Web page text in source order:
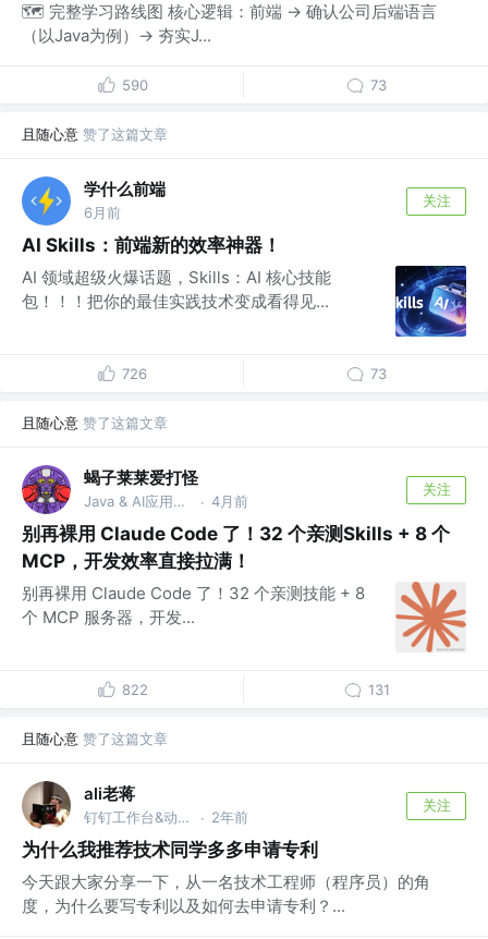
🗺️ 完整学习路线图 核心逻辑：前端 → 确认公司后端语言
（以Java为例）→ 夯实J...
590 73
且随心意 赞了这篇文章
学什么前端
6月前
关注
AI Skills：前端新的效率神器！
AI 领域超级火爆话题，Skills：AI 核心技能
包！！！把你的最佳实践技术变成看得见...
726 73
且随心意 赞了这篇文章
蝎子莱莱爱打怪
Java & AI应用开发工程师 @安全行业 · 4月前
关注
别再裸用 Claude Code 了！32 个亲测Skills + 8 个
MCP，开发效率直接拉满！
别再裸用 Claude Code 了！32 个亲测技能 + 8
个 MCP 服务器，开发...
822 131
且随心意 赞了这篇文章
ali老蒋
钉钉工作台&动态技术Leader @阿里巴巴钉钉 · 2年前
关注
为什么我推荐技术同学多多申请专利
今天跟大家分享一下，从一名技术工程师（程序员）的角
度，为什么要写专利以及如何去申请专利？...